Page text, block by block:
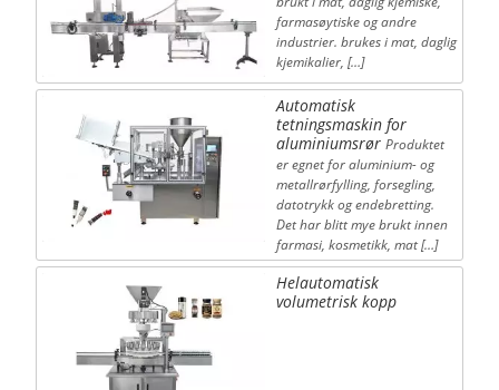
farmasøytiske og andre
industrier. brukes i mat, daglig
kjemikalier, […]
Automatisk
tetningsmaskin for
aluminiumsrør Produktet
er egnet for aluminium- og
metallrørfylling, forsegling,
datotrykk og endebretting.
Det har blitt mye brukt innen
farmasi, kosmetikk, mat […]
Helautomatisk
volumetrisk kopp